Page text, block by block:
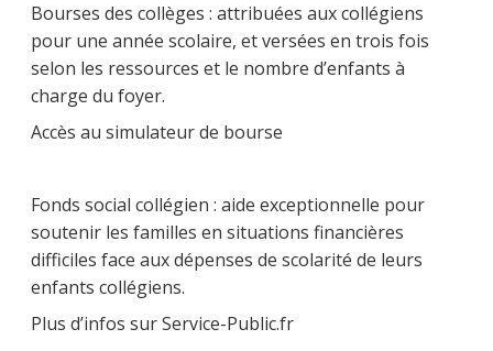
Bourses des collèges : attribuées aux collégiens
pour une année scolaire, et versées en trois fois
selon les ressources et le nombre d’enfants à
charge du foyer.
Accès au simulateur de bourse
Fonds social collégien : aide exceptionnelle pour
soutenir les familles en situations financières
difficiles face aux dépenses de scolarité de leurs
enfants collégiens.
Plus d’infos sur Service-Public.fr